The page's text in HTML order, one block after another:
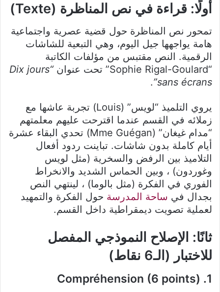
أولًا: قراءة في نص المناظرة (Texte)
تمحور نص المناظرة حول قضية عصرية واجتماعية
هامة يواجهها جيل اليوم، وهي التبعية للشاشات
الرقمية. النص مقتبس من مؤلفات الكاتبة
“Sophie Rigal-Goulard” تحت عنوان
“Dix jours
sans écrans”
.
يروي التلميذ “لويس” (Louis) تجربة عاشها مع
زملائه في القسم عندما اقترحت عليهم معلمتهم
“مدام غيغان” (Mme Guégan) تحدي البقاء عشرة
أيام كاملة بدون شاشات. تباينت ردود أفعال
التلاميذ بين الرفض والسخرية (مثل لويس
وغوردون) ، وبين الحماس الشديد والانخراط
الفوري في الفكرة (مثل بالوما) ، لينتهي النص
بجدال في ساحة المدرسة حول الفكرة والتمهيد
لعملية تصويت ديمقراطية داخل القسم.
ثانًا: الإصلاح النموذجي المفصل
للاختبار (الـ6 نقاط)
1. Compréhension (6 points)